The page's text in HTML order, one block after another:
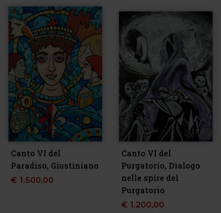
Canto VI del
Paradiso, Giustiniano
€ 1.500,00
Canto VI del
Purgatorio, Dialogo
nelle spire del
Purgatorio
€ 1.200,00